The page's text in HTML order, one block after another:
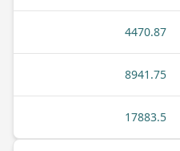
4470.87
8941.75
17883.5